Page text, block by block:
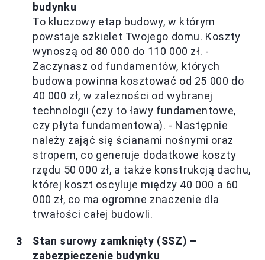
budynku
To kluczowy etap budowy, w którym
powstaje szkielet Twojego domu. Koszty
wynoszą od 80 000 do 110 000 zł. -
Zaczynasz od fundamentów, których
budowa powinna kosztować od 25 000 do
40 000 zł, w zależności od wybranej
technologii (czy to ławy fundamentowe,
czy płyta fundamentowa). - Następnie
należy zająć się ścianami nośnymi oraz
stropem, co generuje dodatkowe koszty
rzędu 50 000 zł, a także konstrukcją dachu,
której koszt oscyluje między 40 000 a 60
000 zł, co ma ogromne znaczenie dla
trwałości całej budowli.
Stan surowy zamknięty (SSZ) –
zabezpieczenie budynku